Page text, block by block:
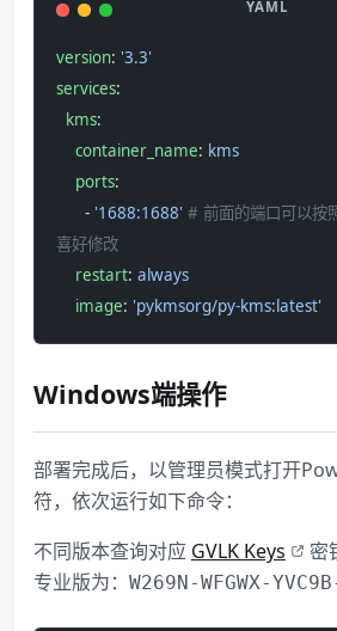
version: '3.3'
services:
  kms
:
    container_name
: kms
    ports
:
      -
'1688:1688' # 前面的端口可以按
喜好修改
    restart
: always
    image
: 'pykmsorg/py-kms:latest'
Windows端操作
部署完成后，以管理员模式打开
符，依次运行如下命令：
不同版本查询对应 GVLK Keys
密
专业版为： W269N-WFGWX-